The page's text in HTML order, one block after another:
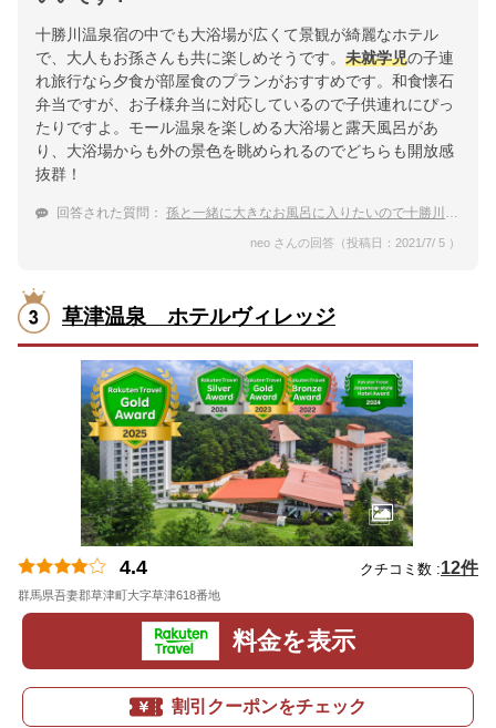
十勝川温泉宿の中でも大浴場が広くて景観が綺麗なホテル
で、大人もお孫さんも共に楽しめそうです。 未就学児の子連
れ旅行なら夕食が部屋食のプランがおすすめです。和食懐石
弁当ですが、お子様弁当に対応しているので子供連れにぴっ
たりですよ。モール温泉を楽しめる大浴場と露天風呂があ
り、大浴場からも外の景色を眺められるのでどちらも開放感
抜群！
回答された質問： 孫と一緒に大きなお風呂に入りたいので十勝川温泉で大浴場のある宿を教えてほしい！
neo さんの回答（投稿日：2021/7/ 5 ）
草津温泉 ホテルヴィレッジ
4.4 クチコミ数 :12件
群馬県吾妻郡草津町大字草津618番地
料金を表示
割引クーポンをチェック